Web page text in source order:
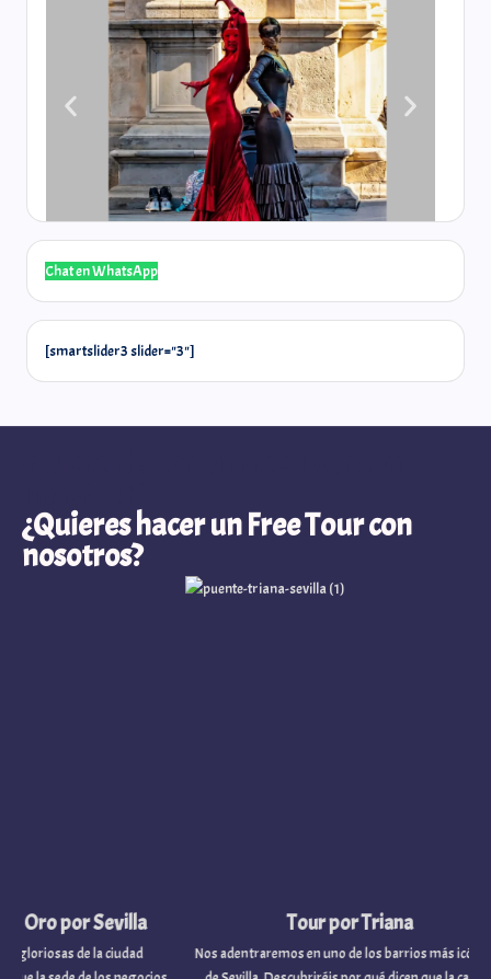
Chat en WhatsApp
[smartslider3 slider="3"]
¿Quieres hacer un Free Tour con
nosotros?
Tour por Triana
Nos adentraremos en uno de los barrios más icónicos
Sevilla
de la ciudad